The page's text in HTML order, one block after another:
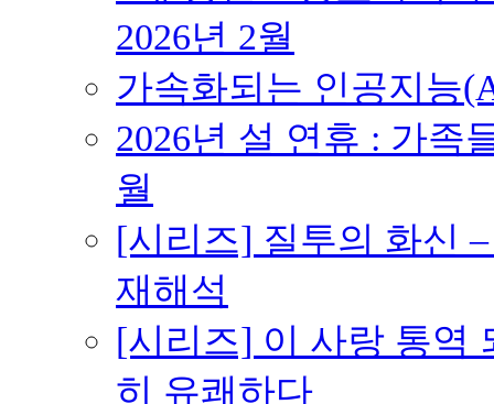
2026년 2월
가속화되는 인공지능
2026년 설 연휴 : 가족
월
[시리즈] 질투의 화신
재해석
[시리즈] 이 사랑 통역
히 유쾌하다